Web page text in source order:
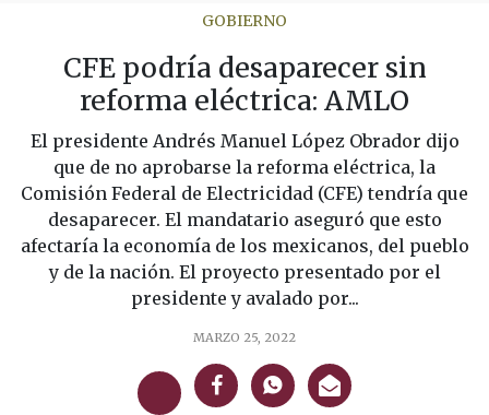
GOBIERNO
CFE podría desaparecer sin
reforma eléctrica: AMLO
El presidente Andrés Manuel López Obrador dijo
que de no aprobarse la reforma eléctrica, la
Comisión Federal de Electricidad (CFE) tendría que
desaparecer. El mandatario aseguró que esto
afectaría la economía de los mexicanos, del pueblo
y de la nación. El proyecto presentado por el
presidente y avalado por...
MARZO 25, 2022